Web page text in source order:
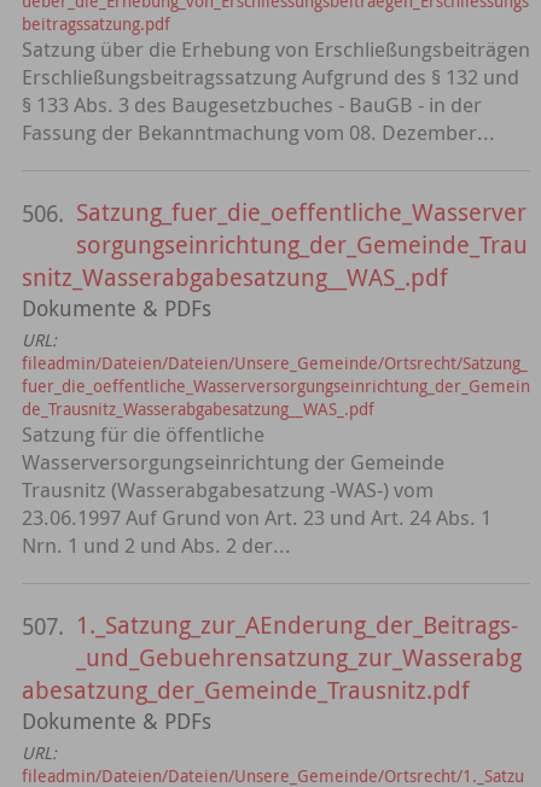
beitragssatzung.pdf
Satzung über die Erhebung von Erschließungsbeiträgen
Erschließungsbeitragssatzung Aufgrund des § 132 und
§ 133 Abs. 3 des Baugesetzbuches - BauGB - in der
Fassung der Bekanntmachung vom 08. Dezember...
506. Satzung_fuer_die_oeffentliche_Wasserver
sorgungseinrichtung_der_Gemeinde_Trau
snitz_Wasserabgabesatzung__WAS_.pdf
Dokumente & PDFs
URL:
fileadmin/Dateien/Dateien/Unsere_Gemeinde/Ortsrecht/Satzung_
fuer_die_oeffentliche_Wasserversorgungseinrichtung_der_Gemein
de_Trausnitz_Wasserabgabesatzung__WAS_.pdf
Satzung für die öffentliche
Wasserversorgungseinrichtung der Gemeinde
Trausnitz (Wasserabgabesatzung -WAS-) vom
23.06.1997 Auf Grund von Art. 23 und Art. 24 Abs. 1
Nrn. 1 und 2 und Abs. 2 der...
507. 1._Satzung_zur_AEnderung_der_Beitrags-
_und_Gebuehrensatzung_zur_Wasserabg
abesatzung_der_Gemeinde_Trausnitz.pdf
Dokumente & PDFs
URL:
fileadmin/Dateien/Dateien/Unsere_Gemeinde/Ortsrecht/1._Satzu